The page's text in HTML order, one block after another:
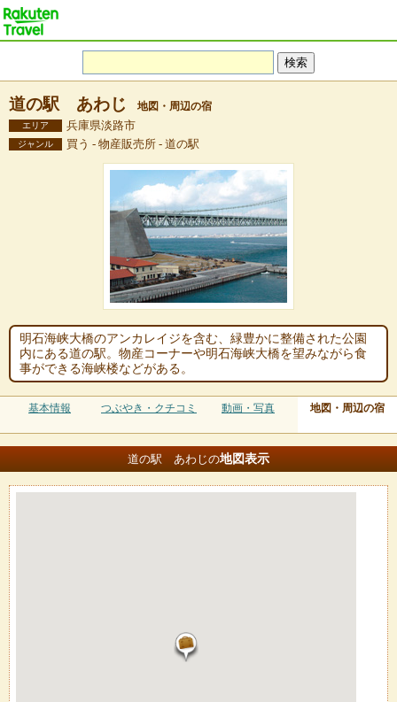
道の駅 あわじ 地図・周辺の宿
エリア 兵庫県淡路市
ジャンル 買う - 物産販売所 - 道の駅
明石海峡大橋のアンカレイジを含む、緑豊かに整備された公園
内にある道の駅。物産コーナーや明石海峡大橋を望みながら食
事ができる海峡楼などがある。
基本情報 つぶやき・クチコミ 動画・写真 地図・周辺の宿
道の駅 あわじの地図表示